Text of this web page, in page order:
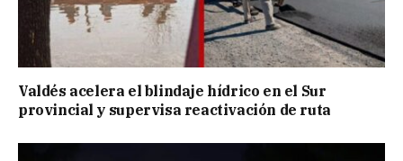
Valdés acelera el blindaje hídrico en el Sur
provincial y supervisa reactivación de ruta